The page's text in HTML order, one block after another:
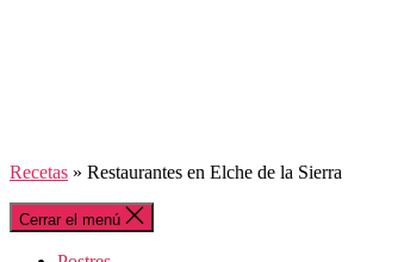
Recetas » Restaurantes en Elche de la Sierra
Cerrar el menú